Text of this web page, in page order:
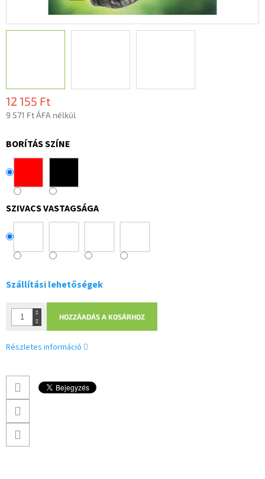
12 155 Ft
9 571 Ft ÁFA nélkül
BORÍTÁS SZÍNE
SZIVACS VASTAGSÁGA
Szállítási lehetőségek
HOZZÁADÁS A KOSÁRHOZ
Részletes információ